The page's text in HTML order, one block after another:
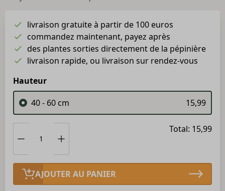
livraison gratuite à partir de 100 euros
commandez maintenant, payez après
des plantes sorties directement de la pépinière
livraison rapide, ou livraison sur rendez-vous
Hauteur
40 - 60 cm
15,99
AJOUTER AU PANIER
Total: 15,99